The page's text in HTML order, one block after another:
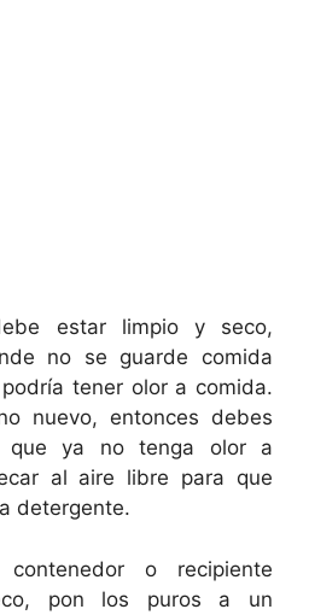
estar limpio y seco,
no se guarde comida
tener olor a comida.
nuevo, entonces debes
que ya no tenga olor a
al aire libre para que
detergente.
o recipiente
pon los puros a un